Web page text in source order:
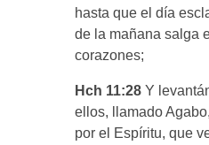
hasta que el día
de la mañana salga
corazones;
Hch 11:28 Y
ellos, llamado
por el Espíritu, que